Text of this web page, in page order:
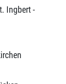
Ingbert -